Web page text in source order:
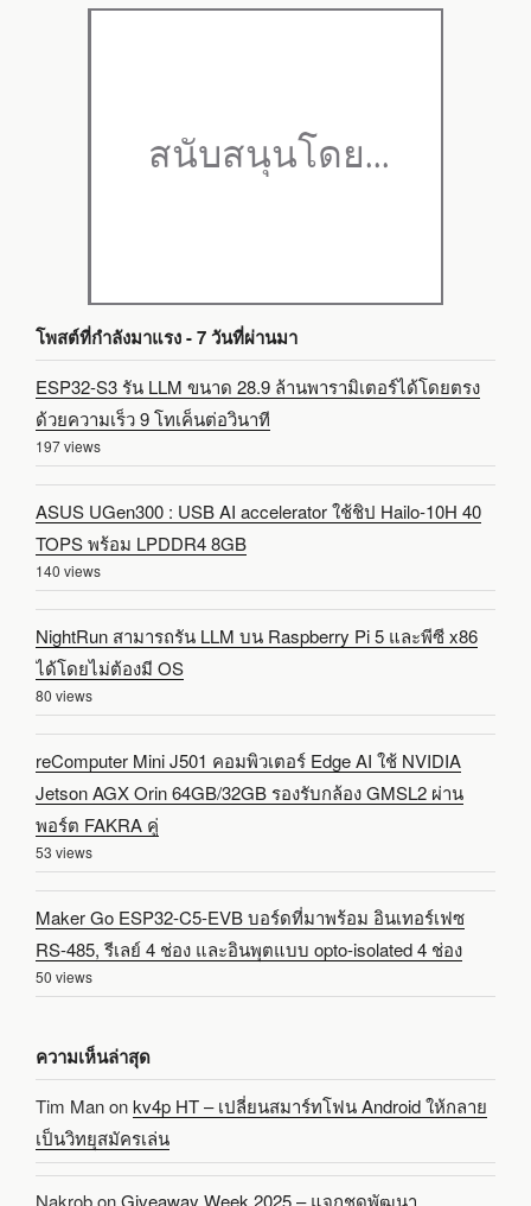
โพสต์ที่กำลังมาแรง - 7 วันที่ผ่านมา
ESP32-S3 รัน LLM ขนาด 28.9 ล้านพารามิเตอร์ได้โดยตรง
ด้วยความเร็ว 9 โทเค็นต่อวินาที
197 views
ASUS UGen300 : USB AI accelerator ใช้ชิป Hailo-10H 40
TOPS พร้อม LPDDR4 8GB
140 views
NightRun สามารถรัน LLM บน Raspberry Pi 5 และพีซี x86
ได้โดยไม่ต้องมี OS
80 views
reComputer Mini J501 คอมพิวเตอร์ Edge AI ใช้ NVIDIA
Jetson AGX Orin 64GB/32GB รองรับกล้อง GMSL2 ผ่าน
พอร์ต FAKRA คู่
53 views
Maker Go ESP32-C5-EVB บอร์ดที่มาพร้อม อินเทอร์เฟซ
RS-485, รีเลย์ 4 ช่อง และอินพุตแบบ opto-isolated 4 ช่อง
50 views
ความเห็นล่าสุด
Tim Manonkv4p HT – เปลี่ยนสมาร์ทโฟน Android ให้กลาย
เป็นวิทยุสมัครเล่น